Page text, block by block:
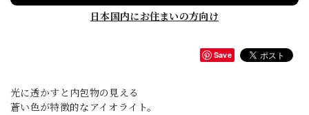
日本国内にお住まいの方向け
Save
光に透かすと内包物の見える
蒼い色が特徴的なアイオライト。